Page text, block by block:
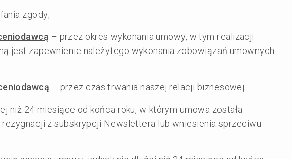
zgody;
– przez okres wykonania umowy, w tym realizacji
jest zapewnienie należytego wykonania zobowiązań umownych
– przez czas trwania naszej relacji biznesowej.
niż 24 miesiące od końca roku, w którym umowa została
z subskrypcji Newslettera lub wniesienia sprzeciwu